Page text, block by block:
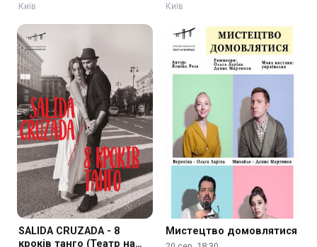
Київ Київ
SALIDA CRUZADA - 8
кроків танго (Театр на
Мистецтво домовлятися